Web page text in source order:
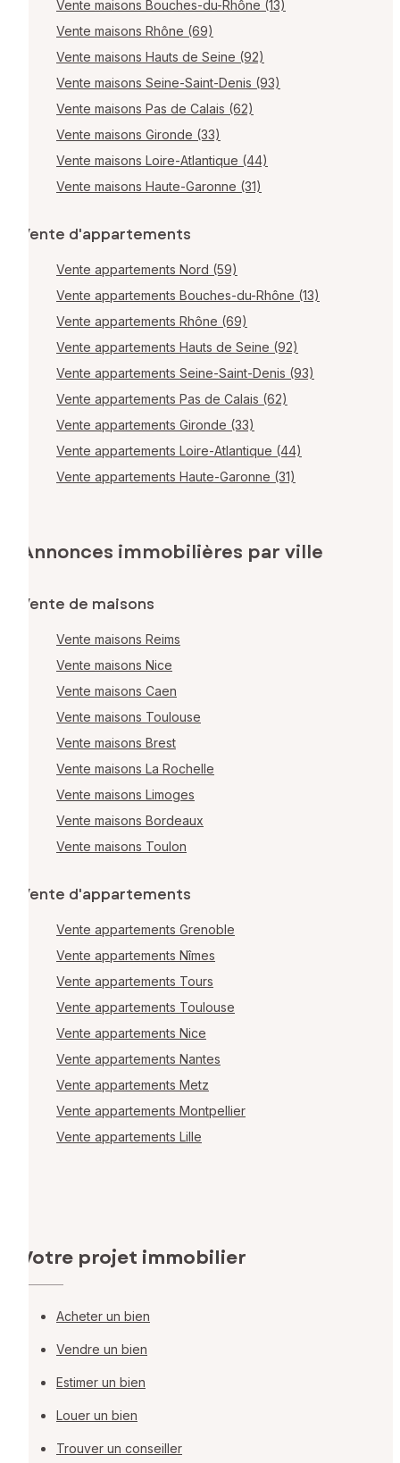
Vente maisons Bouches-du-Rhône (13)
Vente maisons Rhône (69)
Vente maisons Hauts de Seine (92)
Vente maisons Seine-Saint-Denis (93)
Vente maisons Pas de Calais (62)
Vente maisons Gironde (33)
Vente maisons Loire-Atlantique (44)
Vente maisons Haute-Garonne (31)
Vente d'appartements
Vente appartements Nord (59)
Vente appartements Bouches-du-Rhône (13)
Vente appartements Rhône (69)
Vente appartements Hauts de Seine (92)
Vente appartements Seine-Saint-Denis (93)
Vente appartements Pas de Calais (62)
Vente appartements Gironde (33)
Vente appartements Loire-Atlantique (44)
Vente appartements Haute-Garonne (31)
Annonces immobilières par ville
Vente de maisons
Vente maisons Reims
Vente maisons Nice
Vente maisons Caen
Vente maisons Toulouse
Vente maisons Brest
Vente maisons La Rochelle
Vente maisons Limoges
Vente maisons Bordeaux
Vente maisons Toulon
Vente d'appartements
Vente appartements Grenoble
Vente appartements Nîmes
Vente appartements Tours
Vente appartements Toulouse
Vente appartements Nice
Vente appartements Nantes
Vente appartements Metz
Vente appartements Montpellier
Vente appartements Lille
Votre projet immobilier
Acheter un bien
Vendre un bien
Estimer un bien
Louer un bien
Trouver un conseiller